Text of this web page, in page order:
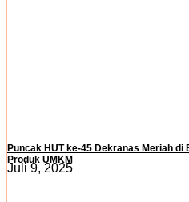
Puncak HUT ke-45 Dekranas Meriah
Produk UMKM
Juli 9, 2025